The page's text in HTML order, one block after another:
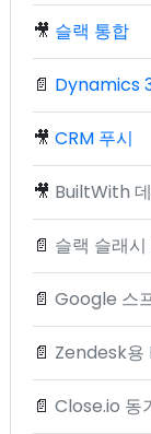
🎥 슬랙 통합
📄 Dynamics
🎥 CRM 푸시
🎥 BuiltWith
📄 슬랙 슬래시
📄 Google 스
📄 Zendesk
📄 Close.io 동